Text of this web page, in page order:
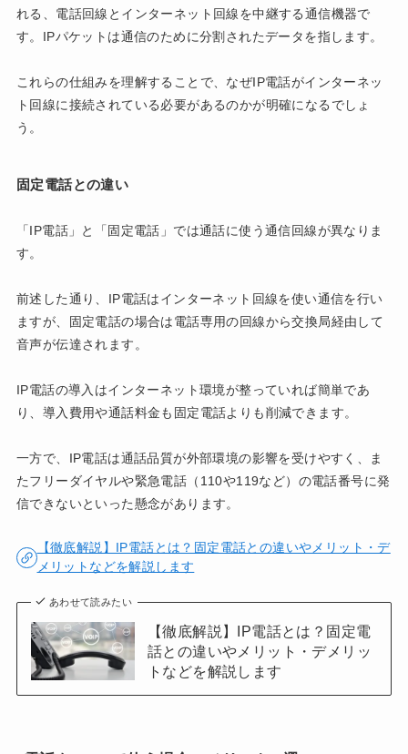
れる、電話回線とインターネット回線を中継する通信機器で
す。IPパケットは通信のために分割されたデータを指します。
これらの仕組みを理解することで、なぜIP電話がインターネッ
ト回線に接続されている必要があるのかが明確になるでしょ
う。
固定電話との違い
「IP電話」と「固定電話」では通話に使う通信回線が異なりま
す。
前述した通り、IP電話はインターネット回線を使い通信を行い
ますが、固定電話の場合は電話専用の回線から交換局経由して
音声が伝達されます。
IP電話の導入はインターネット環境が整っていれば簡単であ
り、導入費用や通話料金も固定電話よりも削減できます。
一方で、IP電話は通話品質が外部環境の影響を受けやすく、ま
たフリーダイヤルや緊急電話（110や119など）の電話番号に発
信できないといった懸念があります。
【徹底解説】IP電話とは？固定電話との違いやメリット・デ
メリットなどを解説します
あわせて読みたい
【徹底解説】IP電話とは？固定電
話との違いやメリット・デメリッ
トなどを解説します